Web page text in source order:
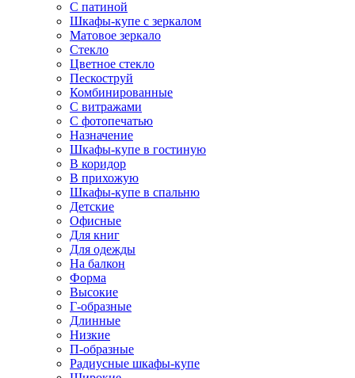
С патиной
Шкафы-купе с зеркалом
Матовое зеркало
Стекло
Цветное стекло
Пескоструй
Комбинированные
С витражами
С фотопечатью
Назначение
Шкафы-купе в гостиную
В коридор
В прихожую
Шкафы-купе в спальню
Детские
Офисные
Для книг
Для одежды
На балкон
Форма
Высокие
Г-образные
Длинные
Низкие
П-образные
Радиусные шкафы-купе